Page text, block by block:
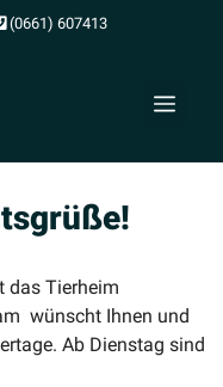
(0661) 607413
das Tierheim
wünscht Ihnen und
Ab Dienstag sind